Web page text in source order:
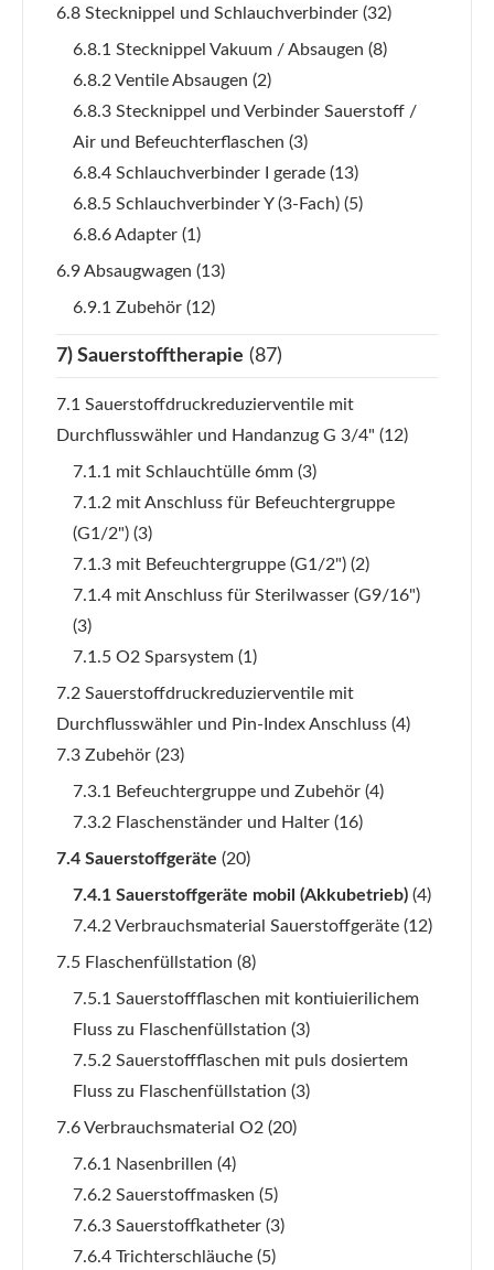
6.8 Stecknippel und Schlauchverbinder (32)
6.8.1 Stecknippel Vakuum / Absaugen (8)
6.8.2 Ventile Absaugen (2)
6.8.3 Stecknippel und Verbinder Sauerstoff /
Air und Befeuchterflaschen (3)
6.8.4 Schlauchverbinder I gerade (13)
6.8.5 Schlauchverbinder Y (3-Fach) (5)
6.8.6 Adapter (1)
6.9 Absaugwagen (13)
6.9.1 Zubehör (12)
7) Sauerstofftherapie (87)
7.1 Sauerstoffdruckreduzierventile mit
Durchflusswähler und Handanzug G 3/4" (12)
7.1.1 mit Schlauchtülle 6mm (3)
7.1.2 mit Anschluss für Befeuchtergruppe
(G1/2") (3)
7.1.3 mit Befeuchtergruppe (G1/2") (2)
7.1.4 mit Anschluss für Sterilwasser (G9/16")
(3)
7.1.5 O2 Sparsystem (1)
7.2 Sauerstoffdruckreduzierventile mit
Durchflusswähler und Pin-Index Anschluss (4)
7.3 Zubehör (23)
7.3.1 Befeuchtergruppe und Zubehör (4)
7.3.2 Flaschenständer und Halter (16)
7.4 Sauerstoffgeräte (20)
7.4.1 Sauerstoffgeräte mobil (Akkubetrieb) (4)
7.4.2 Verbrauchsmaterial Sauerstoffgeräte (12)
7.5 Flaschenfüllstation (8)
7.5.1 Sauerstoffflaschen mit kontiuierilichem
Fluss zu Flaschenfüllstation (3)
7.5.2 Sauerstoffflaschen mit puls dosiertem
Fluss zu Flaschenfüllstation (3)
7.6 Verbrauchsmaterial O2 (20)
7.6.1 Nasenbrillen (4)
7.6.2 Sauerstoffmasken (5)
7.6.3 Sauerstoffkatheter (3)
7.6.4 Trichterschläuche (5)